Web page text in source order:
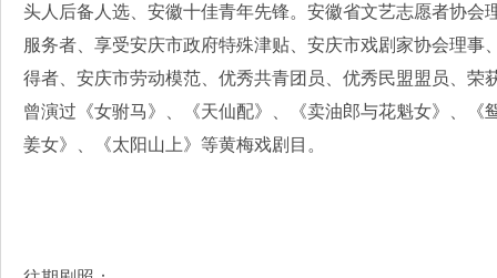
头人后备人选、安徽十佳青年先锋。安徽省文艺志愿者协会
服务者、享受安庆市政府特殊津贴、安庆市戏剧家协会理事
得者、安庆市劳动模范、优秀共青团员、优秀民盟盟员、荣
曾演过《女驸马》、《天仙配》、《卖油郎与花魁女》、《
姜女》、《太阳山上》等黄梅戏剧目。